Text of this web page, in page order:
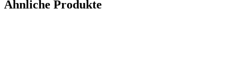
Ähnliche Produkte